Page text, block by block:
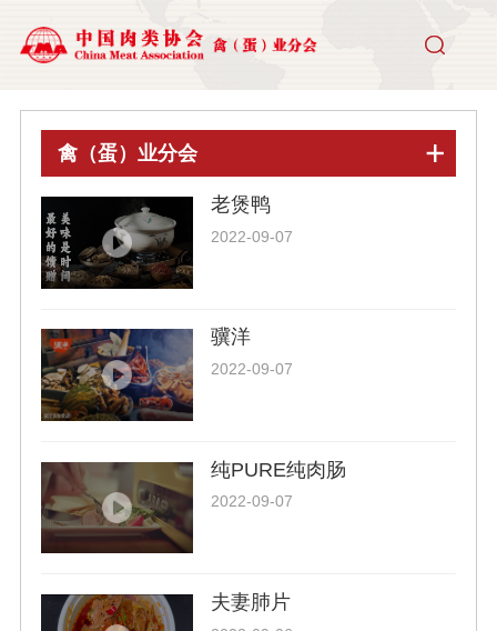
禽（蛋）业分会
老煲鸭
2022-09-07
骥洋
2022-09-07
纯PURE纯肉肠
2022-09-07
夫妻肺片